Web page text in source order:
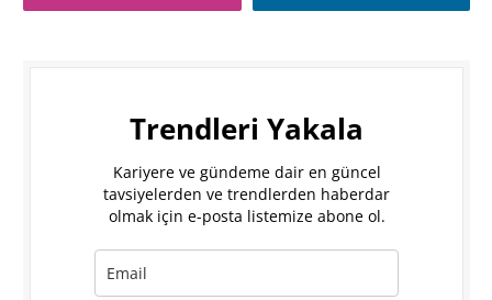
Trendleri Yakala
Kariyere ve gündeme dair en güncel
tavsiyelerden ve trendlerden haberdar
olmak için e-posta listemize abone ol.